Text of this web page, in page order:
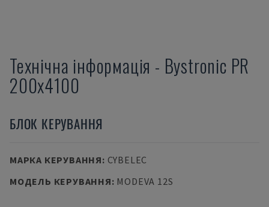
Технічна інформація - Bystronic PR
200x4100
БЛОК КЕРУВАННЯ
МАРКА КЕРУВАННЯ: CYBELEC
МОДЕЛЬ КЕРУВАННЯ: MODEVA 12S